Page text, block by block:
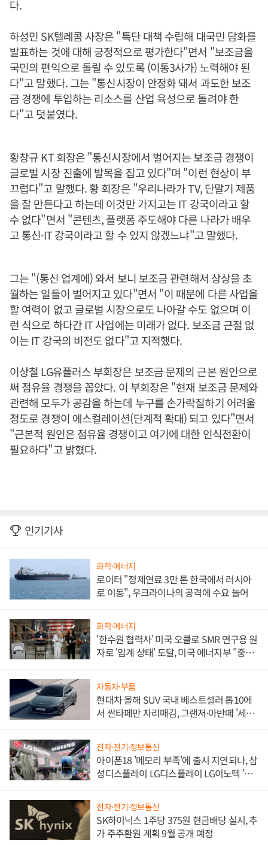
다.
하성민 SK텔레콤 사장은 "특단 대책 수립해 대국민 담화를
발표하는 것에 대해 긍정적으로 평가한다"면서 "보조금을
국민의 편익으로 돌릴 수 있도록 (이통3사가) 노력해야 된
다"고 말했다. 그는 "통신시장이 안정화 돼서 과도한 보조
금 경쟁에 투입하는 리소스를 산업 육성으로 돌려야 한
다"고 덧붙였다.
황창규 KT 회장은 "통신시장에서 벌어지는 보조금 경쟁이
글로벌 시장 진출에 발목을 잡고 있다"며 "이런 현상이 부
끄럽다"고 말했다. 황 회장은 "우리나라가 TV, 단말기 제품
을 잘 만든다고 하는데 이것만 가지고는 IT 강국이라고 할
수 없다"면서 "콘텐츠, 플랫폼 주도해야 다른 나라가 배우
고 통신·IT 강국이라고 할 수 있지 않겠느냐"고 말했다.
그는 "(통신 업계에) 와서 보니 보조금 관련해서 상상을 초
월하는 일들이 벌어지고 있다"면서 "이 때문에 다른 사업을
할 여력이 없고 글로벌 시장으로도 나아갈 수도 없으며 이
런 식으로 하다간 IT 사업에는 미래가 없다. 보조금 근절 없
이는 IT 강국의 비전도 없다"고 지적했다.
이상철 LG유플러스 부회장은 보조금 문제의 근본 원인으로
써 점유율 경쟁을 꼽았다. 이 부회장은 "현재 보조금 문제와
관련해 모두가 공감을 하는데 누구를 손가락질하기 어려울
정도로 경쟁이 에스컬레이션(단계적 확대) 되고 있다"면서
"근본적 원인은 점유율 경쟁이고 여기에 대한 인식전환이
필요하다"고 밝혔다.
인기기사
화학·에너지
로이터 "정제연료 3만 톤 한국에서 러시아
로 이동", 우크라이나의 공격에 수요 늘어
화학·에너지
'한수원 협력사' 미국 오클로 SMR 연구용 원
자로 '임계 상태' 도달, 미국 에너지부 "중요
자동차·부품
현대차 올해 SUV 국내 베스트셀러 톱10에
서 싼타페만 자리매김, 그랜저·아반떼 '세단
전자·전기·정보통신
아이폰18 '메모리 부족'에 출시 지연되나, 삼
성디스플레이 LG디스플레이 LG이노텍 '탈
전자·전기·정보통신
SK하이닉스 1주당 375원 현금배당 실시, 추
가 주주환원 계획 9월 공개 예정